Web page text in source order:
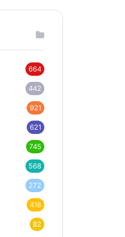
664
442
921
621
745
568
272
418
82